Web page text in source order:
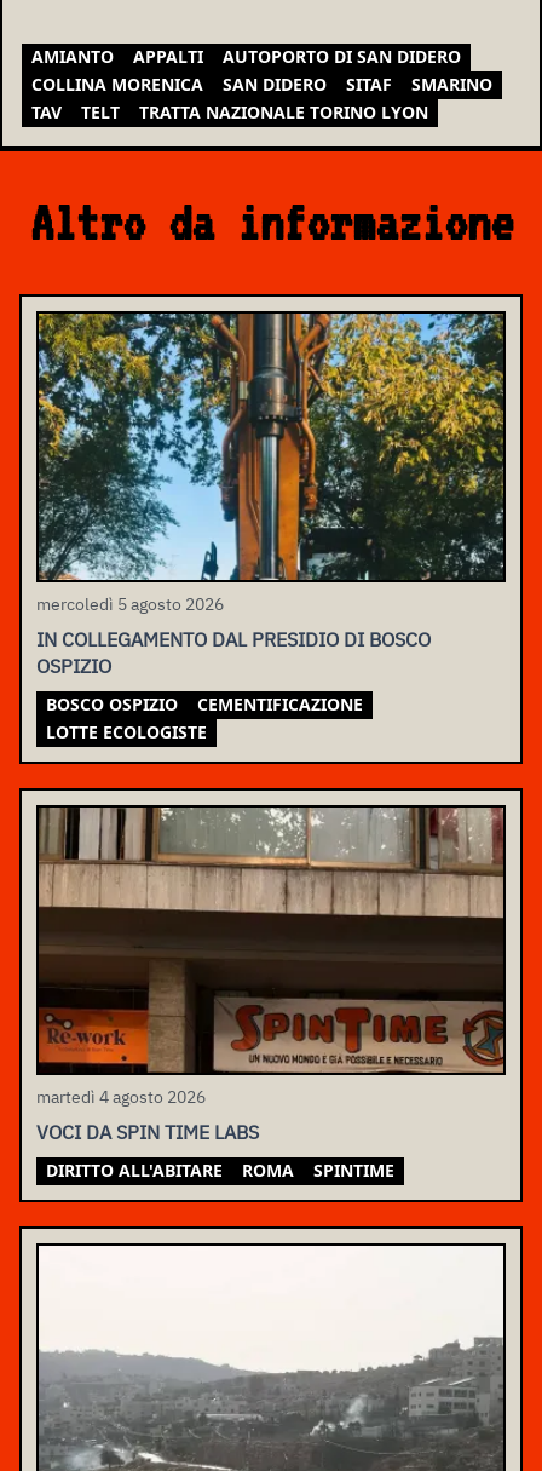
AMIANTO APPALTI
AUTOPORTO DI SAN DIDERO
COLLINA MORENICA
SAN DIDERO SITAF
SMARINO
TAV
TELT TRATTA NAZIONALE TORINO LYON
Altro da informazione
mercoledì 5 agosto 2026
IN COLLEGAMENTO DAL PRESIDIO DI BOSCO
OSPIZIO
BOSCO OSPIZIO
CEMENTIFICAZIONE
LOTTE ECOLOGISTE
martedì 4 agosto 2026
VOCI DA SPIN TIME LABS
DIRITTO ALL'ABITARE ROMA SPINTIME